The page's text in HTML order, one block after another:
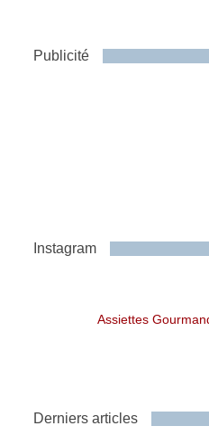
Publicité
Instagram
Assiettes
Derniers articles